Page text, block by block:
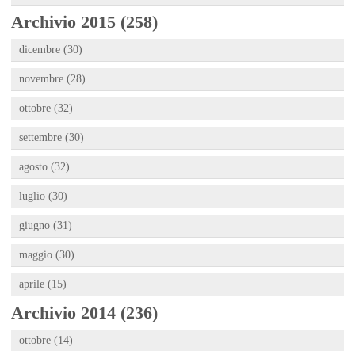
Archivio 2015 (258)
dicembre (30)
novembre (28)
ottobre (32)
settembre (30)
agosto (32)
luglio (30)
giugno (31)
maggio (30)
aprile (15)
Archivio 2014 (236)
ottobre (14)